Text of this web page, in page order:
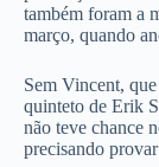
também foram a
março, quando
Sem Vincent,
quinteto de Erik
não teve chance
precisando